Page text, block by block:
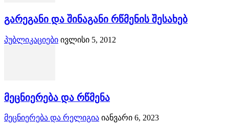
გარეგანი და შინაგანი რწმენის შესახებ
პუბლიკაციები ივლისი 5, 2012
მეცნიერება და რწმენა
მეცნიერება და რელიგია იანვარი 6, 2023